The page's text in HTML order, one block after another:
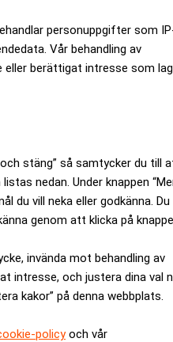
personuppgifter som
Vår behandling av
berättigat intresse som
stäng” så samtycker du till
nedan. Under knappen
du vill neka eller godkänna. Du
genom att klicka på
invända mot behandling av
intresse, och justera dina val
kakor” på denna webbplats.
policyoch vår